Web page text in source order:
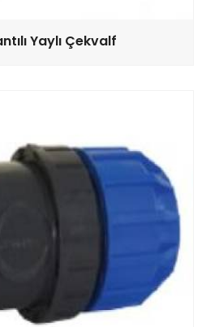
Yaylı Çekvalf